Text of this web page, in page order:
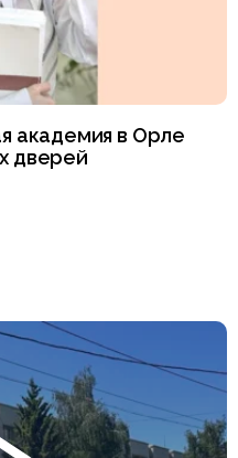
академия в Орле
дверей